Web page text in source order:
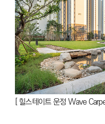
[ 힐스테이트 운정 Wave